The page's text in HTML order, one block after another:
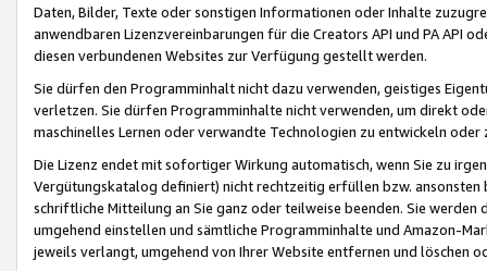
Daten, Bilder, Texte oder sonstigen Informationen oder Inhalte
anwendbaren Lizenzvereinbarungen für die Creators API und PA API
diesen verbundenen Websites zur Verfügung gestellt werden.
Sie dürfen den Programminhalt nicht dazu verwenden, geistiges
verletzen. Sie dürfen Programminhalte nicht verwenden, um direkt
maschinelles Lernen oder verwandte Technologien zu entwickeln
Die Lizenz endet mit sofortiger Wirkung automatisch, wenn Sie zu
Vergütungskatalog definiert) nicht rechtzeitig erfüllen bzw. ansonsten
schriftliche Mitteilung an Sie ganz oder teilweise beenden. Sie werden
umgehend einstellen und sämtliche Programminhalte und Amazon-
jeweils verlangt, umgehend von Ihrer Website entfernen und löschen